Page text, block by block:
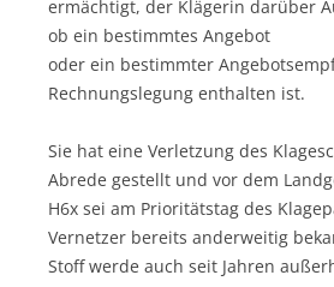
ermächtigt, der Klägerin darüber
ob ein bestimmtes Angebot
oder ein bestimmter
Rechnungslegung enthalten ist.
Sie hat eine Verletzung des
Abrede gestellt und vor dem
H6x sei am Prioritätstag des
Vernetzer bereits anderweitig
Stoff werde auch seit Jahren